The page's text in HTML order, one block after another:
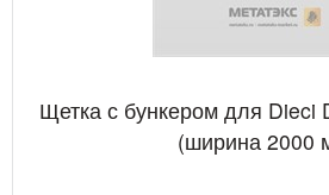
Щетка с бункером для Dieci
(ширина 2000